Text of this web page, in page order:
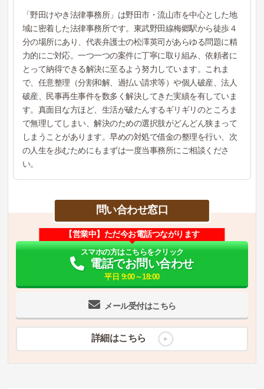
「野田けやき法律事務所」は野田市・流山市を中心とした地
域に密着した法律事務所です。東武野田線梅郷駅から徒歩４
分の場所にあり、代表弁護士の松澤英司があらゆる問題に精
力的にご対応。一つ一つの案件に丁寧に取り組み、依頼者に
とって納得できる解決に至るよう努力しています。これま
で、任意整理（分割和解、過払い請求等）や個人破産、法人
破産、民事再生事件を数多く解決してきた実績を有していま
す。真面目な方ほど、生活が破たんするギリギリのところま
で無理してしまい、解決のための選択肢がどんどん狭まって
しまうことがあります。早めの対処で借金の整理を行い、次
の人生を歩むためにもまずは一度当事務所にご相談くださ
い。
問い合わせ窓口
メール受付はこちら
【営業中】ただ今お電話つながります
スマホの方はこちらをクリック
電話でお問い合わせ
平日 9:00～18:00
詳細はこちら